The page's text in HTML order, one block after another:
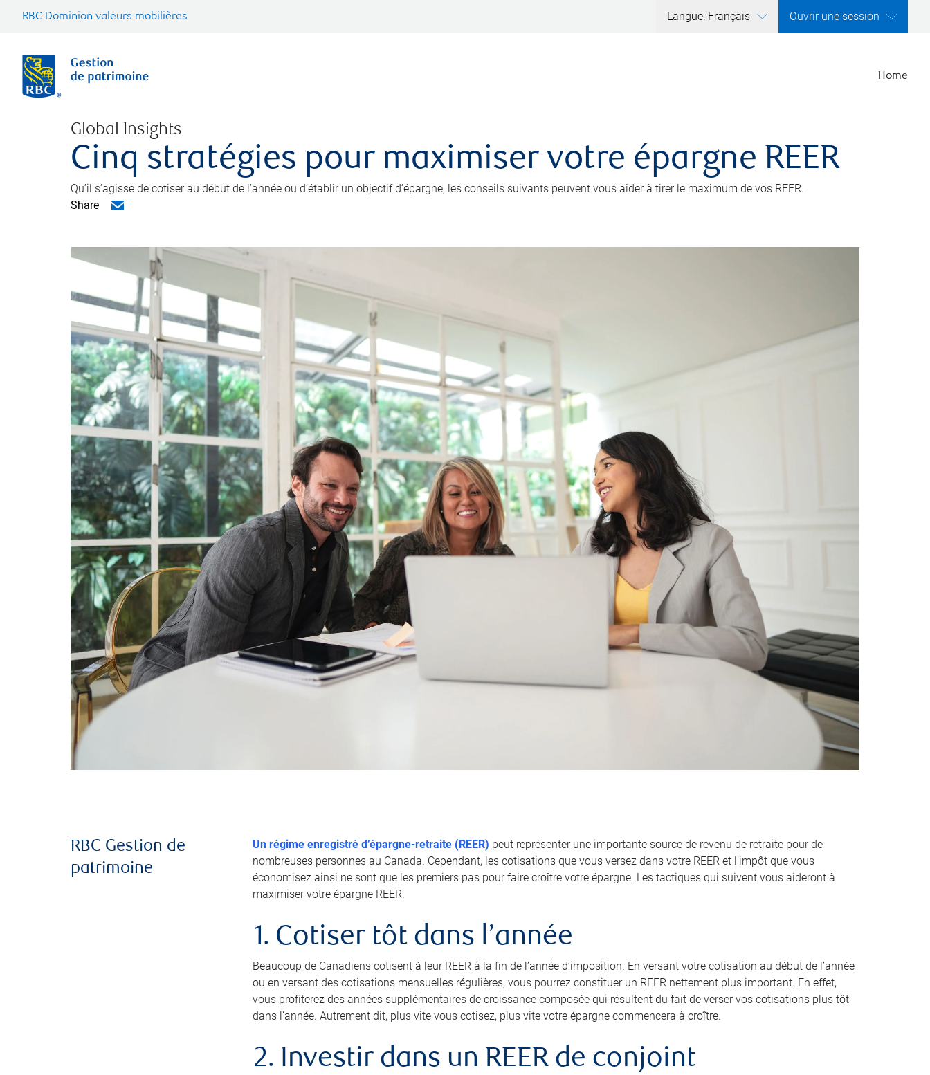
RBC Dominion valeurs mobilières Langue: Français Ouvrir une session
Home
Global Insights
Cinq stratégies pour maximiser votre épargne REER
Qu’il s’agisse de cotiser au début de l’année ou d’établir un objectif d’épargne, les conseils suivants peuvent vous aider à tirer le maximum de vos REER.
Share
RBC Gestion de
patrimoine
Un régime enregistré d’épargne-retraite (REER) peut représenter une importante source de revenu de retraite pour de
nombreuses personnes au Canada. Cependant, les cotisations que vous versez dans votre REER et l’impôt que vous
économisez ainsi ne sont que les premiers pas pour faire croître votre épargne. Les tactiques qui suivent vous aideront à
maximiser votre épargne REER.
1. Cotiser tôt dans l’année
Beaucoup de Canadiens cotisent à leur REER à la fin de l’année d’imposition. En versant votre cotisation au début de l’année
ou en versant des cotisations mensuelles régulières, vous pourrez constituer un REER nettement plus important. En effet,
vous profiterez des années supplémentaires de croissance composée qui résultent du fait de verser vos cotisations plus tôt
dans l’année. Autrement dit, plus vite vous cotisez, plus vite votre épargne commencera à croître.
2. Investir dans un REER de conjoint